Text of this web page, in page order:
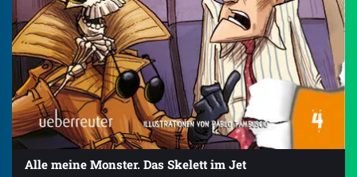
Alle meine Monster. Das Skelett im Jet